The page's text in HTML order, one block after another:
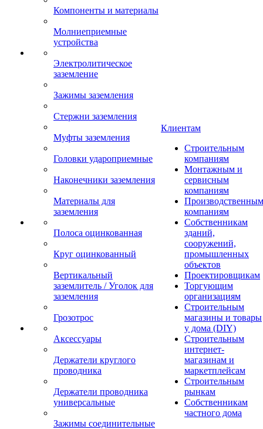
Компоненты и материалы
Молниеприемные
устройства
Электролитическое
заземление
Зажимы заземления
Стержни заземления
Муфты заземления
Головки удароприемные
Наконечники заземления
Материалы для
заземления
Полоса оцинкованная
Круг оцинкованный
Вертикальный
заземлитель / Уголок для
заземления
Грозотрос
Аксессуары
Держатели круглого
проводника
Держатели проводника
универсальные
Зажимы соединительные
Клиентам
Строительным
компаниям
Монтажным и
сервисным
компаниям
Производственным
компаниям
Собственникам
зданий,
сооружений,
промышленных
объектов
Проектировщикам
Торгующим
организациям
Строительным
магазины и товары
у дома (DIY)
Строительным
интернет-
магазинам и
маркетплейсам
Строительным
рынкам
Собственникам
частного дома